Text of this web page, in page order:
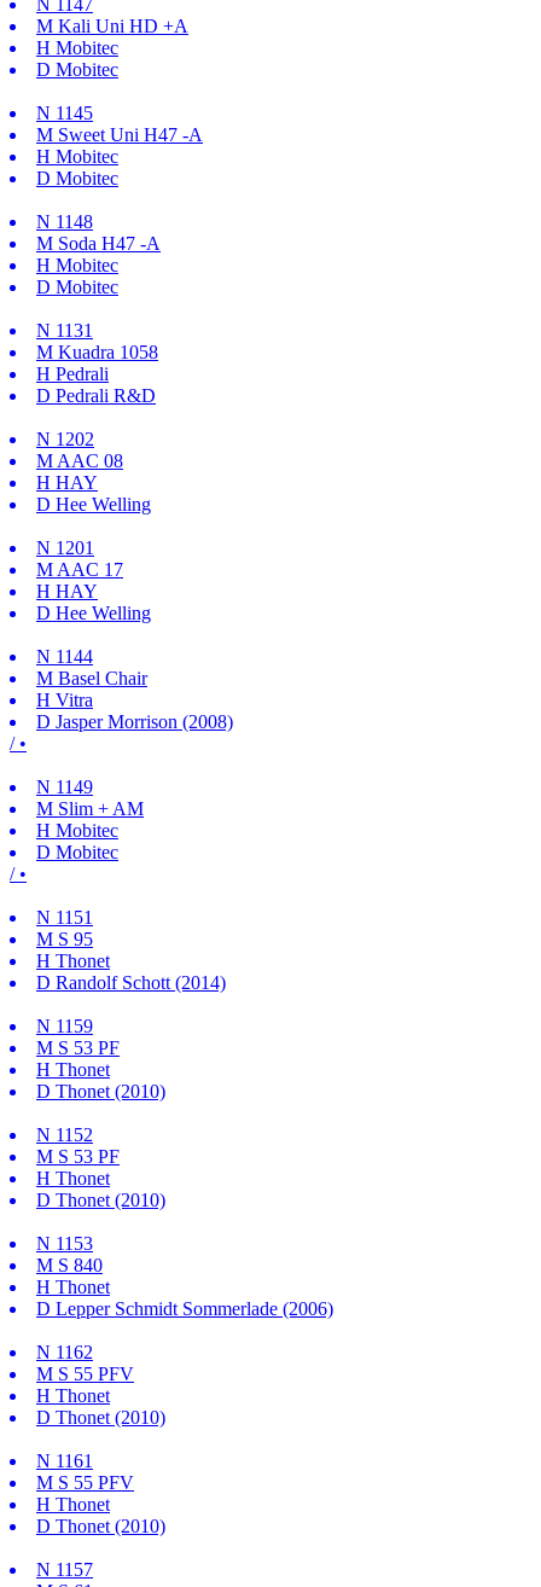
M Kali Uni HD +A
H Mobitec
D Mobitec
N 1145
M Sweet Uni H47 -A
H Mobitec
D Mobitec
N 1148
M Soda H47 -A
H Mobitec
D Mobitec
N 1131
M Kuadra 1058
H Pedrali
D Pedrali R&D
N 1202
M AAC 08
H HAY
D Hee Welling
N 1201
M AAC 17
H HAY
D Hee Welling
N 1144
M Basel Chair
H Vitra
D Jasper Morrison (2008)
/ •
N 1149
M Slim + AM
H Mobitec
D Mobitec
/ •
N 1151
M S 95
H Thonet
D Randolf Schott (2014)
N 1159
M S 53 PF
H Thonet
D Thonet (2010)
N 1152
M S 53 PF
H Thonet
D Thonet (2010)
N 1153
M S 840
H Thonet
D Lepper Schmidt Sommerlade (2006)
N 1162
M S 55 PFV
H Thonet
D Thonet (2010)
N 1161
M S 55 PFV
H Thonet
D Thonet (2010)
N 1157